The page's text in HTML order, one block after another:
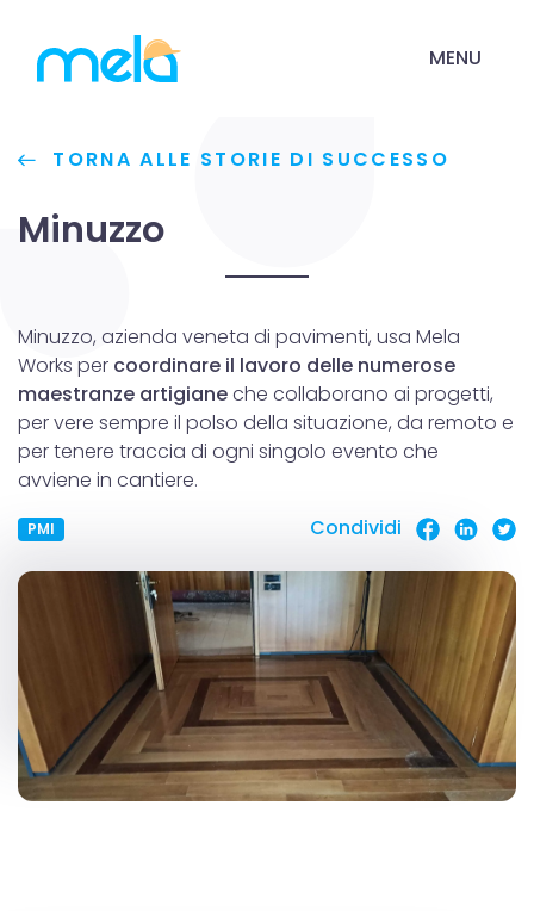
MENU
TORNA ALLE STORIE DI SUCCESSO
Minuzzo
Minuzzo, azienda veneta di pavimenti, usa Mela
Works per coordinare il lavoro delle numerose
maestranze artigianeche collaborano ai progetti,
per vere sempre il polso della situazione, da remoto e
per tenere traccia di ogni singolo evento che
avviene in cantiere.
PMI Condividi